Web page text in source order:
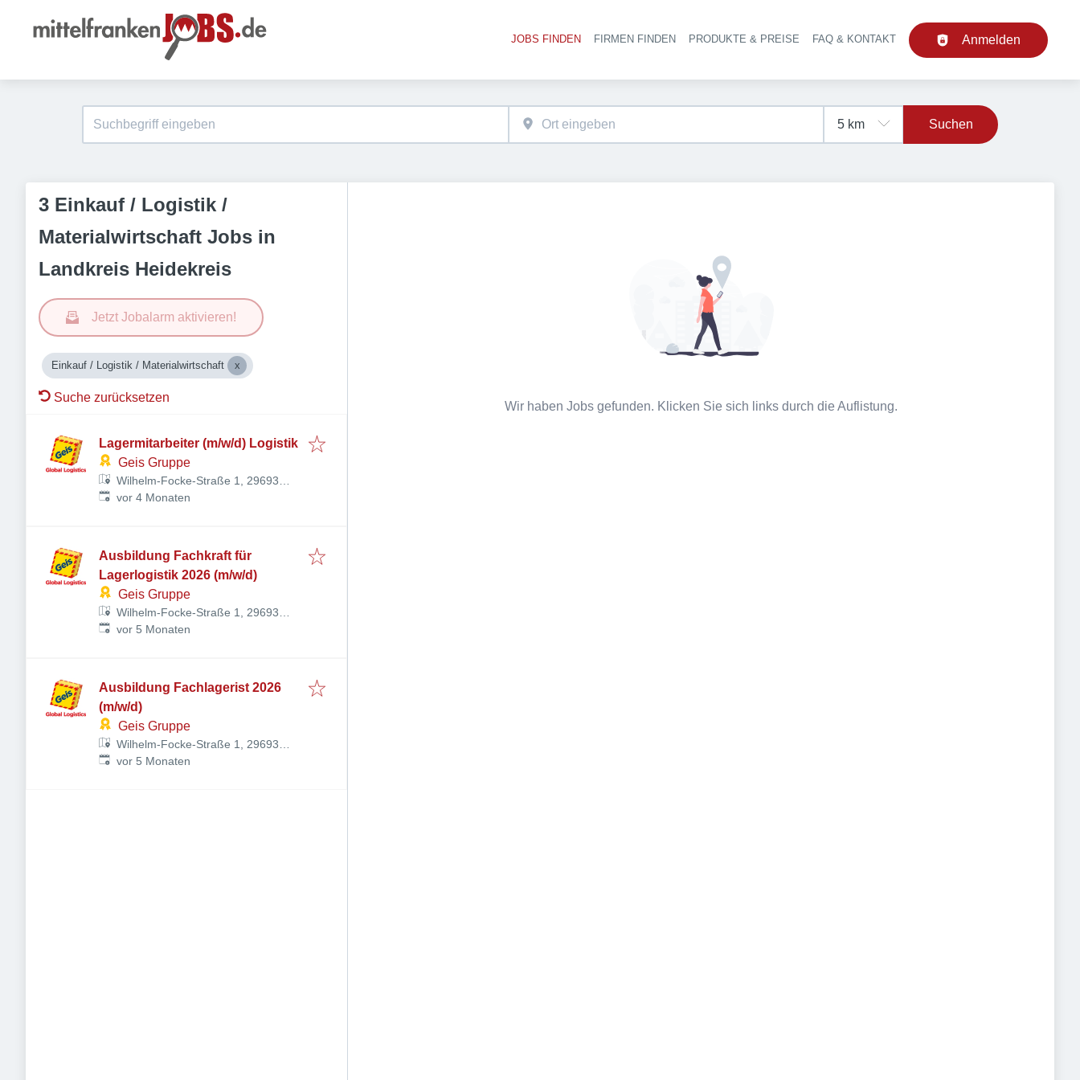
Haupt-Navigation
JOBS FINDEN FIRMEN FINDEN PRODUKTE & PREISE FAQ & KONTAKT Anmelden
Suchen
3 Einkauf / Logistik /
Materialwirtschaft Jobs in
Landkreis Heidekreis
Jetzt Jobalarm aktivieren!
Einkauf / Logistik / Materialwirtschaft
Suche zurücksetzen
Lagermitarbeiter (m/w/d) Logistik
Geis Gruppe
Wilhelm-Focke-Straße 1, 29693
Hodenhagen, Deutschland
Veröffentlicht:
vor 4 Monaten
Ausbildung Fachkraft für
Lagerlogistik 2026 (m/w/d)
Geis Gruppe
Wilhelm-Focke-Straße 1, 29693
Hodenhagen, Deutschland
Veröffentlicht:
vor 5 Monaten
Ausbildung Fachlagerist 2026
(m/w/d)
Geis Gruppe
Wilhelm-Focke-Straße 1, 29693
Hodenhagen, Deutschland
Veröffentlicht:
vor 5 Monaten
Wir haben Jobs gefunden. Klicken Sie sich links durch die Auflistung.